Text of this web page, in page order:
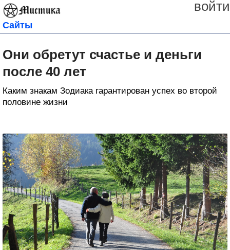
войти
Сайты
Они обретут счастье и деньги
после 40 лет
Каким знакам Зодиака гарантирован успех во второй
половине жизни